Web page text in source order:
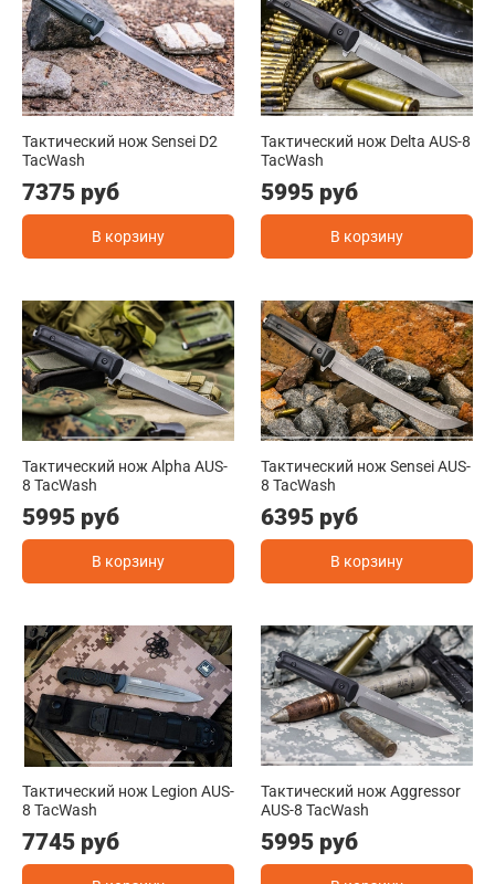
Тактический нож Sensei D2
TacWash
7375 руб
В корзину
Тактический нож Delta AUS-8
TacWash
5995 руб
В корзину
Тактический нож Alpha AUS-
8 TacWash
5995 руб
В корзину
Тактический нож Sensei AUS-
8 TacWash
6395 руб
В корзину
Тактический нож Legion AUS-
8 TacWash
7745 руб
Тактический нож Aggressor
AUS-8 TacWash
5995 руб